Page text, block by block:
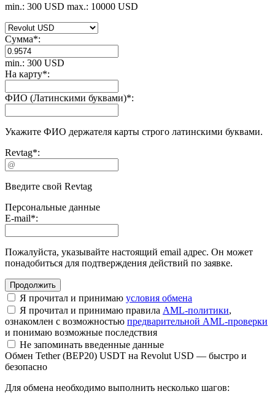
min.: 300 USD max.: 10000 USD
Сумма*:
min.: 300 USD
На карту*:
ФИО (Латинскими буквами)*:
Укажите ФИО держателя карты строго латинскими буквами.
Revtag*:
Введите свой Revtag
Персональные данные
E-mail*:
Пожалуйста, указывайте настоящий email адрес. Он может
понадобиться для подтверждения действий по заявке.
Я прочитал и принимаю условия обмена
Я прочитал и принимаю правила AML-политики,
ознакомлен с возможностью предварительной AML-проверки
и понимаю возможные последствия
Не запоминать введенные данные
Обмен Tether (BEP20) USDT на Revolut USD — быстро и
безопасно
Для обмена необходимо выполнить несколько шагов: